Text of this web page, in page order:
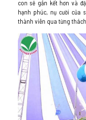
con sẽ gắn kết hơn và
hạnh phúc, nụ cười của
thành viên qua từng